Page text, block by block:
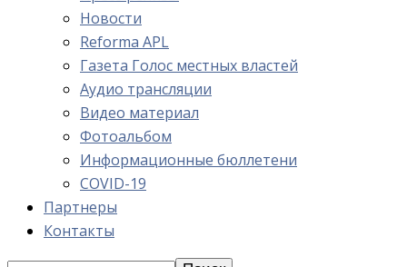
Новости
Reforma APL
Газета Голос местных властей
Аудио трансляции
Видео материал
Фотоальбом
Информационные бюллетени
COVID-19
Партнеры
Контакты